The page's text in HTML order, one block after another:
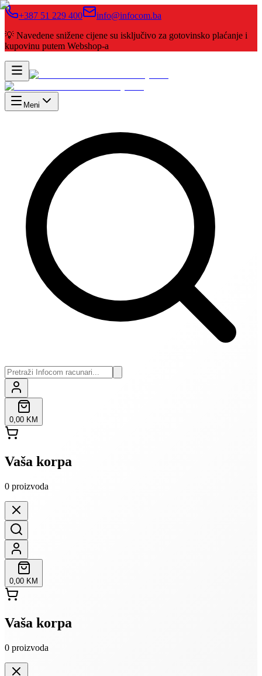
+387 51 229 400
info@infocom.ba
💡 Navedene snižene cijene su isključivo za gotovinsko plaćanje i
kupovinu putem Webshop-a
Meni
0,00 KM
Vaša korpa
0 proizvoda
0,00 KM
Vaša korpa
0 proizvoda